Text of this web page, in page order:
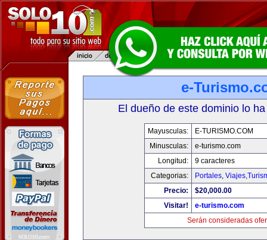
e-
El dueño de este dominio lo
Mayusculas:
E-TURISMO.COM
Minusculas:
e-turismo.com
Longitud:
9 caracteres
Categorias:
Portales,
Precio:
$20,000.00
Visitar!
e-turismo.com
Serán consideradas